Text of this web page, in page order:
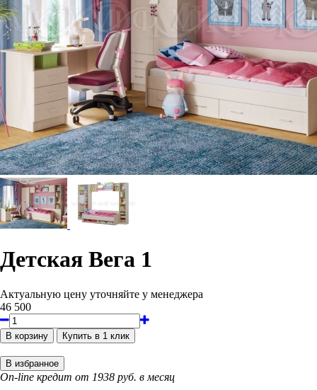
Детская Вега 1
Актуальную цену уточняйте у менеджера
46 500
On-line кредит от 1938 руб. в месяц